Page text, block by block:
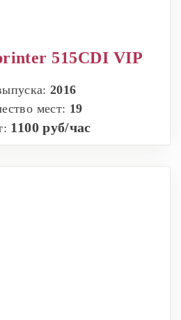
515CDI VIP
2016
мест: 19
1100 руб/час